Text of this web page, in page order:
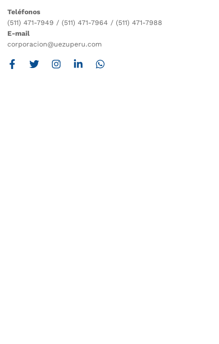
Teléfonos
(511) 471-7949 / (511) 471-7964 / (511) 471-7988
E-mail
corporacion@uezuperu.com